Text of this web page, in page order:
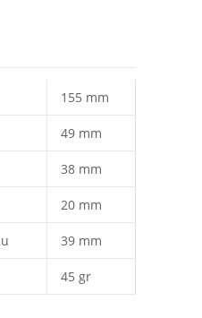
155 mm
49 mm
38 mm
20 mm
39 mm
45 gr